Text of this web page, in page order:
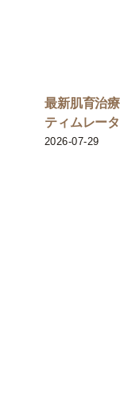
最新肌育治
ティムレー
2026-07-29